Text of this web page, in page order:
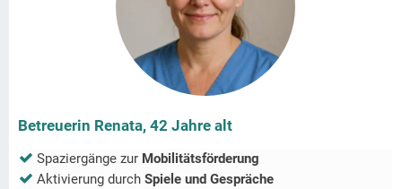
Betreuerin Renata, 42 Jahre alt
Spaziergänge zur Mobilitätsförderung
Aktivierung durch Spiele und Gespräche